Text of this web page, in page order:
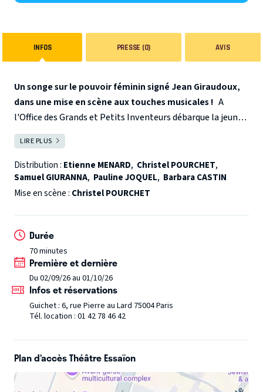
INFOS PRESSE (0) AVIS
Un songe sur le pouvoir féminin signé Jean Giraudoux,
dans une mise en scène aux touches musicales ! A
l'Office des Grands et Petits Inventeurs débarque la jeune
Agnès. Elle cherche un travail mais ne parvient pas à
passer la barrière de l'huissier. Un mystérieux Monsieur de
Bellac lui livre alors un secret : pour obtenir ce qu'elle
désire auprès des hommes, il faut leur dire qu'ils sont
beaux…
LIRE PLUS
Distribution : Etienne MENARD, Christel POURCHET,
Samuel GIURANNA, Pauline JOQUEL, Barbara CASTIN
Mise en scène : Christel POURCHET
Durée
70 minutes
Première et dernière
Du 02/09/26 au 01/10/26
Infos et réservations
Guichet : 6, rue Pierre au Lard 75004 Paris
Tél. location : 01 42 78 46 42
Plan d’accès Théâtre Essaïon